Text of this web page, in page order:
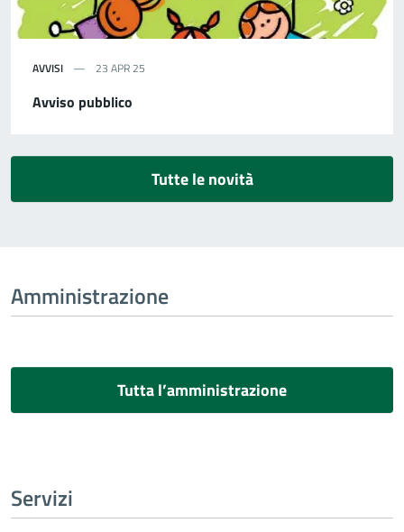
AVVISI 23 APR 25
Avviso pubblico
Tutte le novità
Amministrazione
Tutta l’amministrazione
Servizi